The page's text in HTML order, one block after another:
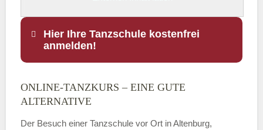
Hier Ihre Tanzschule kostenfrei
anmelden!
Name
ONLINE-TANZKURS – EINE GUTE
ALTERNATIVE
Der Besuch einer Tanzschule vor Ort in Altenburg,